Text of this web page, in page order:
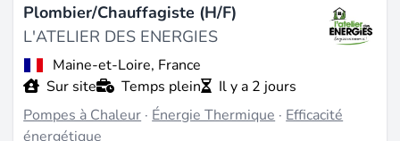
Plombier/Chauffagiste (H/F)
L'ATELIER DES ENERGIES
Maine-et-Loire, France
Sur site
Temps plein
Il y a 2 jours
Pompes à Chaleur · Énergie Thermique · Efficacité
énergétique